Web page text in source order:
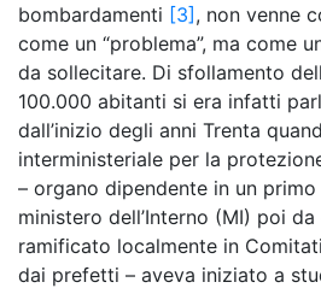
bombardamenti [3], non venne
come un “problema”, ma come
da sollecitare. Di sfollamento
100.000 abitanti si era infatti
dall’inizio degli anni Trenta
interministeriale per la
– organo dipendente in un
ministero dell’Interno (MI) poi
ramificato localmente in
dai prefetti – aveva iniziato a